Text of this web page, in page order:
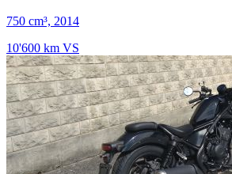
750 cm³, 2014
10'600 km VS